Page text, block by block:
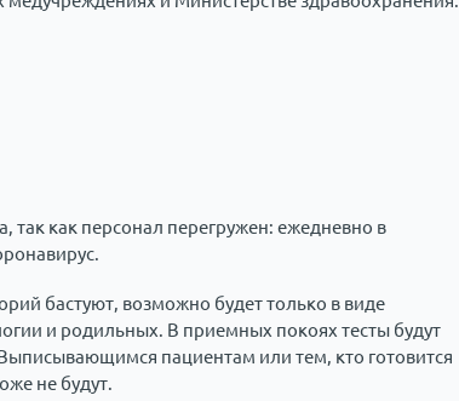
так как персонал перегружен: ежедневно в
бастуют, возможно будет только в виде
и родильных. В приемных покоях тесты будут
пациентам или тем, кто готовится
не будут.